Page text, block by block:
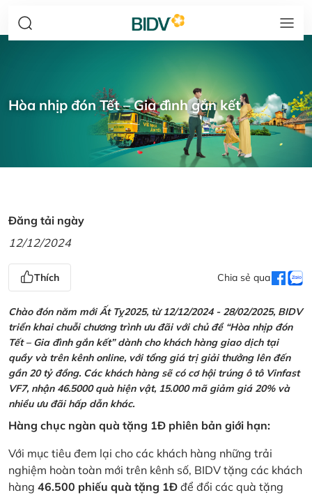
Hòa nhịp đón Tết – Gia đình gắn kết
Đăng tải ngày
12/12/2024
Thích Chia sẻ qua
Chào đón năm mới Ất Tỵ2025, từ 12/12/2024 - 28/02/2025, BIDV
triển khai chuỗi chương trình ưu đãi với chủ đề “Hòa nhịp đón
Tết – Gia đình gắn kết” dành cho khách hàng giao dịch tại
quầy và trên kênh online, với tổng giá trị giải thưởng lên đến
gần 20 tỷ đồng. Các khách hàng sẽ có cơ hội trúng ô tô Vinfast
VF7, nhận 46.5000 quà hiện vật, 15.000 mã giảm giá 20% và
nhiều ưu đãi hấp dẫn khác.
Hàng chục ngàn quà tặng 1Đ phiên bản giới hạn:
Với mục tiêu đem lại cho các khách hàng những trải
nghiệm hoàn toàn mới trên kênh số, BIDV tặng các khách
hàng 46.500 phiếu quà tặng 1Đ để đổi các quà tặng